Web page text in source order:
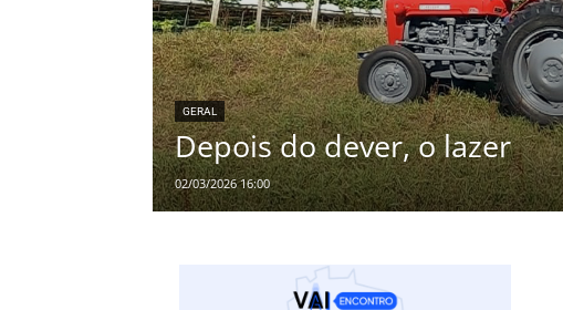
GERAL
Depois do dever, o lazer
02/03/2026 16:00